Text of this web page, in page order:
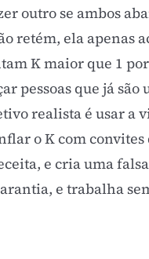
outro se ambos
retém, ela apenas
K maior que 1
pessoas que já
realista é usar
o K com
e cria uma
e trabalha